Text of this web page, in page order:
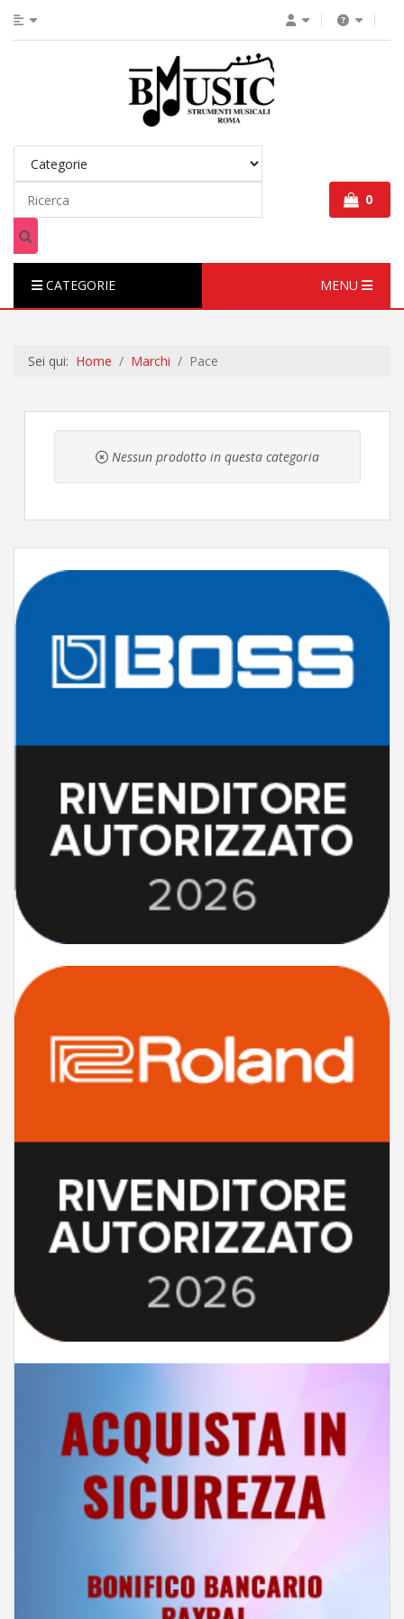
0
CATEGORIE MENU
Sei qui: Home Marchi Pace
Nessun prodotto in questa categoria